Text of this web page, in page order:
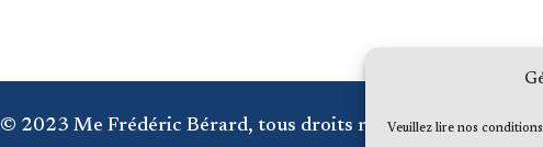
Veuillez lire nos
© 2023 Me Frédéric Bérard, tous droits réservés